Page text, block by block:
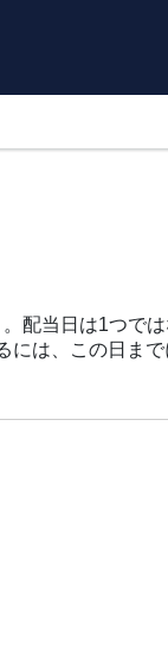
配当日は1つで
は、この日ま
取る日です。
言葉を目にした
です。すべて